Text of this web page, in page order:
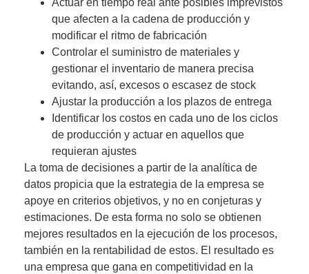
Actuar en tiempo real ante posibles imprevistos
que afecten a la cadena de producción y
modificar el ritmo de fabricación
Controlar el suministro de materiales y
gestionar el inventario de manera precisa
evitando, así, excesos o escasez de stock
Ajustar la producción a los plazos de entrega
Identificar los costos en cada uno de los ciclos
de producción y actuar en aquellos que
requieran ajustes
La toma de decisiones a partir de la analítica de
datos propicia que la estrategia de la empresa se
apoye en criterios objetivos, y no en conjeturas y
estimaciones. De esta forma no solo se obtienen
mejores resultados en la ejecución de los procesos,
también en la rentabilidad de estos. El resultado es
una empresa que gana en competitividad en la